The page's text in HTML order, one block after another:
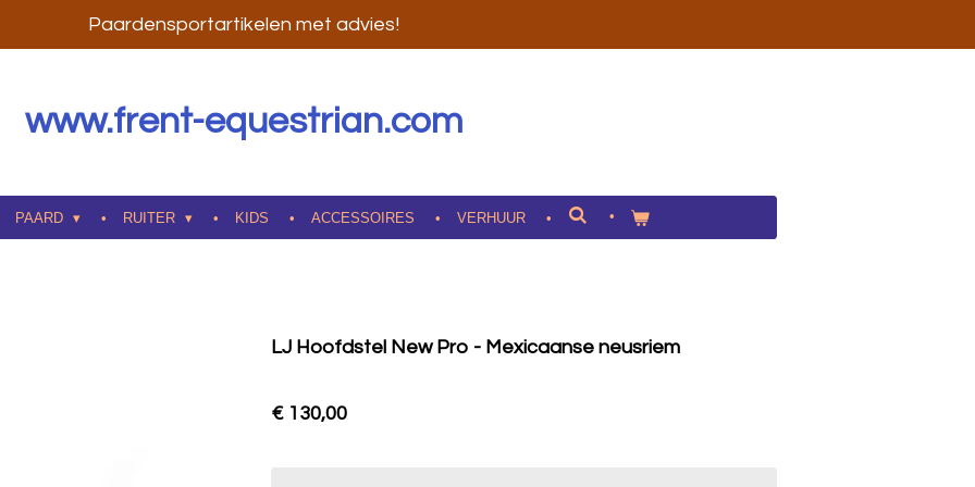
Paardensportartikelen met advies!
www.frent-equestrian.com
PAARD RUITER KIDS ACCESSOIRES VERHUUR
LJ Hoofdstel New Pro - Mexicaanse neusriem
€ 130,00